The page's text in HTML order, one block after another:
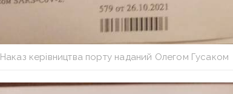
Наказ керівництва порту наданий Олегом Гусаком